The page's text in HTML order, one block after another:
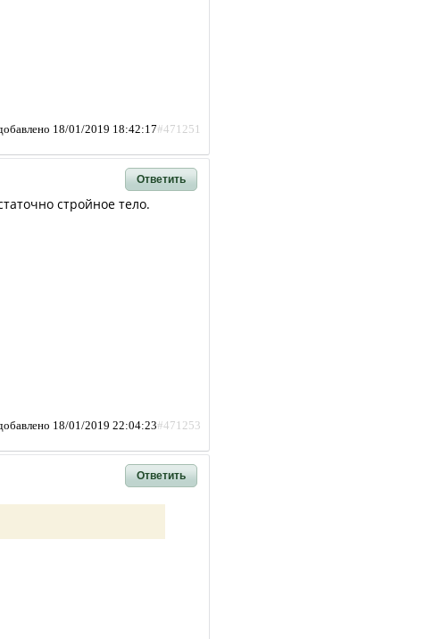
18/01/2019 18:42:17#471251
Ответить
стройное тело.
18/01/2019 22:04:23#471253
Ответить